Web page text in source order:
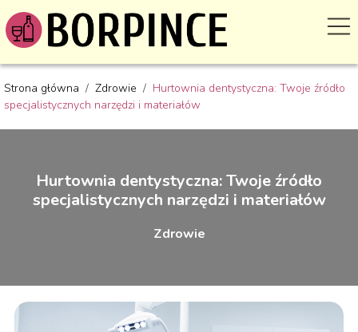
Strona główna / Zdrowie / Hurtownia dentystyczna: Twoje źródło
specjalistycznych narzędzi i materiałów
Hurtownia dentystyczna: Twoje źródło
specjalistycznych narzędzi i materiałów
Zdrowie